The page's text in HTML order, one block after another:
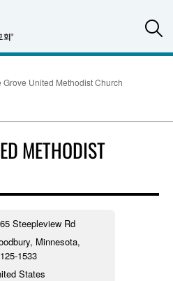
Grove United Methodist Church
METHODIST
Steepleview Rd
Minnesota,
1533
States